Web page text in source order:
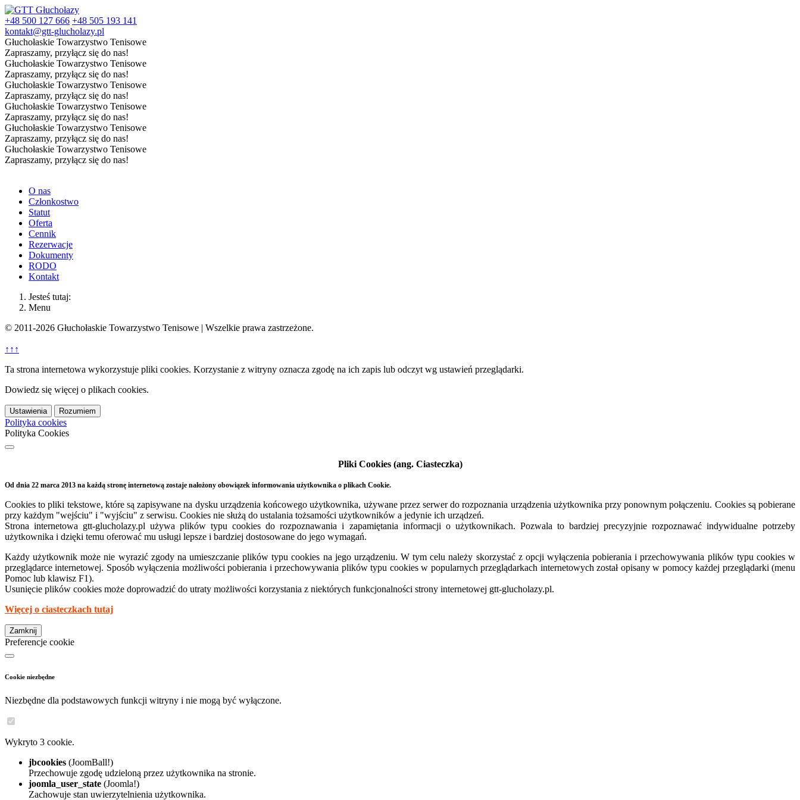
+48 500 127 666 +48 505 193 141
kontakt@gtt-glucholazy.pl
Głuchołaskie Towarzystwo Tenisowe
Zapraszamy, przyłącz się do nas!
Głuchołaskie Towarzystwo Tenisowe
Zapraszamy, przyłącz się do nas!
Głuchołaskie Towarzystwo Tenisowe
Zapraszamy, przyłącz się do nas!
Głuchołaskie Towarzystwo Tenisowe
Zapraszamy, przyłącz się do nas!
Głuchołaskie Towarzystwo Tenisowe
Zapraszamy, przyłącz się do nas!
Głuchołaskie Towarzystwo Tenisowe
Zapraszamy, przyłącz się do nas!
O nas
Członkostwo
Statut
Oferta
Cennik
Rezerwacje
Dokumenty
RODO
Kontakt
Jesteś tutaj:
Menu
© 2011-2026 Głuchołaskie Towarzystwo Tenisowe | Wszelkie prawa zastrzeżone.
↑↑↑
Ta strona internetowa wykorzystuje pliki cookies. Korzystanie z witryny oznacza zgodę na ich zapis lub odczyt wg ustawień przeglądarki.
Dowiedz się więcej o plikach cookies.
Ustawienia Rozumiem
Polityka cookies
Polityka Cookies
Pliki Cookies (ang. Ciasteczka)
Od dnia 22 marca 2013 na każdą stronę internetową zostaje nałożony obowiązek informowania użytkownika o plikach Cookie.
Cookies to pliki tekstowe, które są zapisywane na dysku urządzenia końcowego użytkownika, używane przez serwer do rozpoznania urządzenia użytkownika przy ponownym połączeniu. Cookies są pobierane
przy każdym "wejściu" i "wyjściu" z serwisu. Cookies nie służą do ustalania tożsamości użytkowników a jedynie ich urządzeń.
Strona internetowa gtt-glucholazy.pl używa plików typu cookies do rozpoznawania i zapamiętania informacji o użytkownikach. Pozwala to bardziej precyzyjnie rozpoznawać indywidualne potrzeby
użytkownika i dzięki temu oferować mu usługi lepsze i bardziej dostosowane do jego wymagań.
Każdy użytkownik może nie wyrazić zgody na umieszczanie plików typu cookies na jego urządzeniu. W tym celu należy skorzystać z opcji wyłączenia pobierania i przechowywania plików typu cookies w
przeglądarce internetowej. Sposób wyłączenia możliwości pobierania i przechowywania plików typu cookies w popularnych przeglądarkach internetowych został opisany w pomocy każdej przeglądarki (menu
Pomoc lub klawisz F1).
Usunięcie plików cookies może doprowadzić do utraty możliwości korzystania z niektórych funkcjonalności strony internetowej gtt-glucholazy.pl.
Więcej o ciasteczkach tutaj
Zamknij
Preferencje cookie
Cookie niezbędne
Niezbędne dla podstawowych funkcji witryny i nie mogą być wyłączone.
Wykryto 3 cookie.
jbcookies (JoomBall!)
Przechowuje zgodę udzieloną przez użytkownika na stronie.
joomla_user_state (Joomla!)
Zachowuje stan uwierzytelnienia użytkownika.